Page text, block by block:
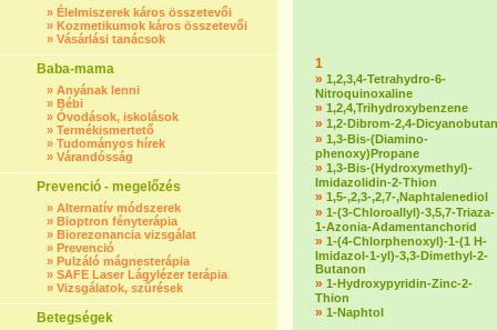
» Élelmiszerek káros összetevői
» Kozmetikumok káros összetevői
» Vásárlási tanácsok
Baba-mama
» Anyának lenni
» Bébi
» Óvodások, iskolások
» Termékismertető
» Tudományos hírek
» Várandósság
Prevenció - megelőzés
» Alternatív módszerek
» Bioptron fényterápia
» Biorezonancia vizsgálat
» Prevenció
» Pulzáló mágnesterápia
» SAFE Laser Lágylézer terápia
» Vizsgálatok, szűrések
Betegségek
1
» 1,2,3,4-Tetrahydro-6-
Nitroquinoxaline
» 1,2,4,Trihydroxybenzene
» 1,2-Dibrom-2,4-Dicyanobutan
» 1,3-Bis-(Diamino-
phenoxy)Propane
» 1,3-Bis-(Hydroxymethyl)-
Imidazolidin-2-Thion
» 1,5-,2,3-,2,7-,Naphtalenediol
» 1-(3-Chloroallyl)-3,5,7-Triaza-
1-Azonia-Adamentanchorid
» 1-(4-Chlorphenoxyl)-1-(1 H-
Imidazol-1-yl)-3,3-Dimethyl-2-
Butanon
» 1-Hydroxypyridin-Zinc-2-
Thion
» 1-Naphtol